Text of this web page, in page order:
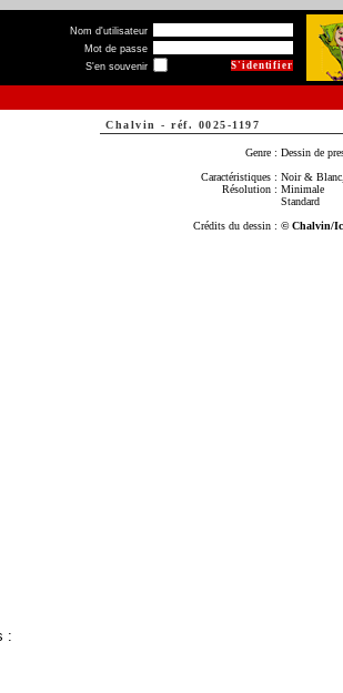
Nom d'utilisateur
Mot de passe
S'en souvenir
:
Chalvin - réf. 0025-1197
Genre : Dessin de
Caractéristiques : Noir &
Résolution : Minimale
Standard
Crédits du dessin : © Chalvin/